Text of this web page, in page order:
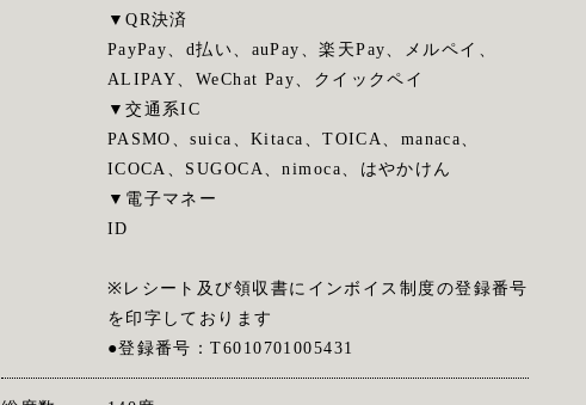
▼QR決済
PayPay、d払い、auPay、楽天Pay、メルペイ、
ALIPAY、WeChat Pay、クイックペイ
▼交通系IC
PASMO、suica、Kitaca、TOICA、manaca、
ICOCA、SUGOCA、nimoca、はやかけん
▼電子マネー
ID
※レシート及び領収書にインボイス制度の登録番号
を印字しております
●登録番号：T6010701005431